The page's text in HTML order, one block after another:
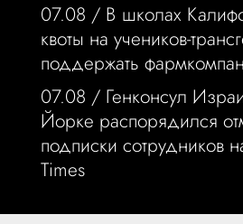
07.08 / В школах
квоты на учеников-
поддержать
07.08 / Генконсул
Йорке распорядился
подписки сотрудников
Times